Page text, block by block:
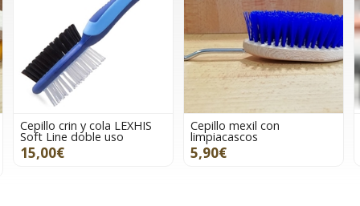
Cepillo mexil con
limpiacascos
Gomas para crines,
500 unidades, color